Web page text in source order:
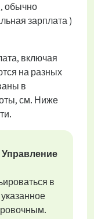
, обычно
зарплата )
включая
на разных
в
см. Ниже
Управление
в